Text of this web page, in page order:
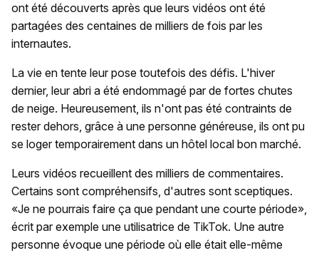
ont été découverts après que leurs vidéos ont été
partagées des centaines de milliers de fois par les
internautes.
La vie en tente leur pose toutefois des défis. L'hiver
dernier, leur abri a été endommagé par de fortes chutes
de neige. Heureusement, ils n'ont pas été contraints de
rester dehors, grâce à une personne généreuse, ils ont pu
se loger temporairement dans un hôtel local bon marché.
Leurs vidéos recueillent des milliers de commentaires.
Certains sont compréhensifs, d'autres sont sceptiques.
«Je ne pourrais faire ça que pendant une courte période»,
écrit par exemple une utilisatrice de TikTok. Une autre
personne évoque une période où elle était elle-même